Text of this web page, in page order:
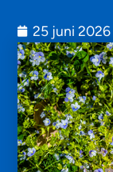
25 juni 2026